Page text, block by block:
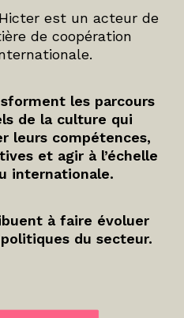
est un acteur de
de coopération
les parcours
de la culture qui
leurs compétences,
et agir à l’échelle
internationale.
à faire évoluer
du secteur.